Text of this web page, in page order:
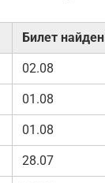
Билет найден
02.08
01.08
01.08
28.07